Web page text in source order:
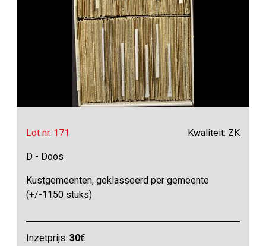
Lot nr. 171 Kwaliteit: ZK
D - Doos
Kustgemeenten, geklasseerd per gemeente
(+/-1150 stuks)
Inzetprijs:30€